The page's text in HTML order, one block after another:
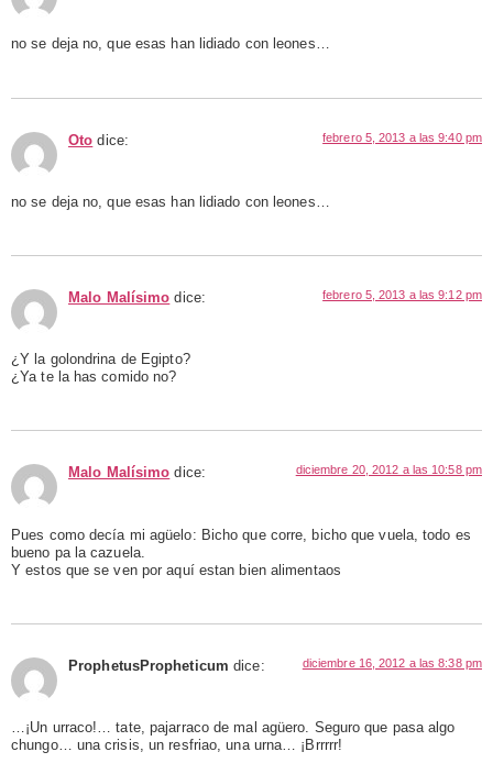
no se deja no, que esas han lidiado con leones…
Oto dice: febrero 5, 2013 a las 9:40 pm
no se deja no, que esas han lidiado con leones…
Malo Malísimo dice: febrero 5, 2013 a las 9:12 pm
¿Y la golondrina de Egipto?
¿Ya te la has comido no?
Malo Malísimo dice: diciembre 20, 2012 a las 10:58 pm
Pues como decía mi agüelo: Bicho que corre, bicho que vuela, todo es
bueno pa la cazuela.
Y estos que se ven por aquí estan bien alimentaos
ProphetusPropheticum dice: diciembre 16, 2012 a las 8:38 pm
…¡Un urraco!… tate, pajarraco de mal agüero. Seguro que pasa algo
chungo… una crisis, un resfriao, una urna… ¡Brrrrr!